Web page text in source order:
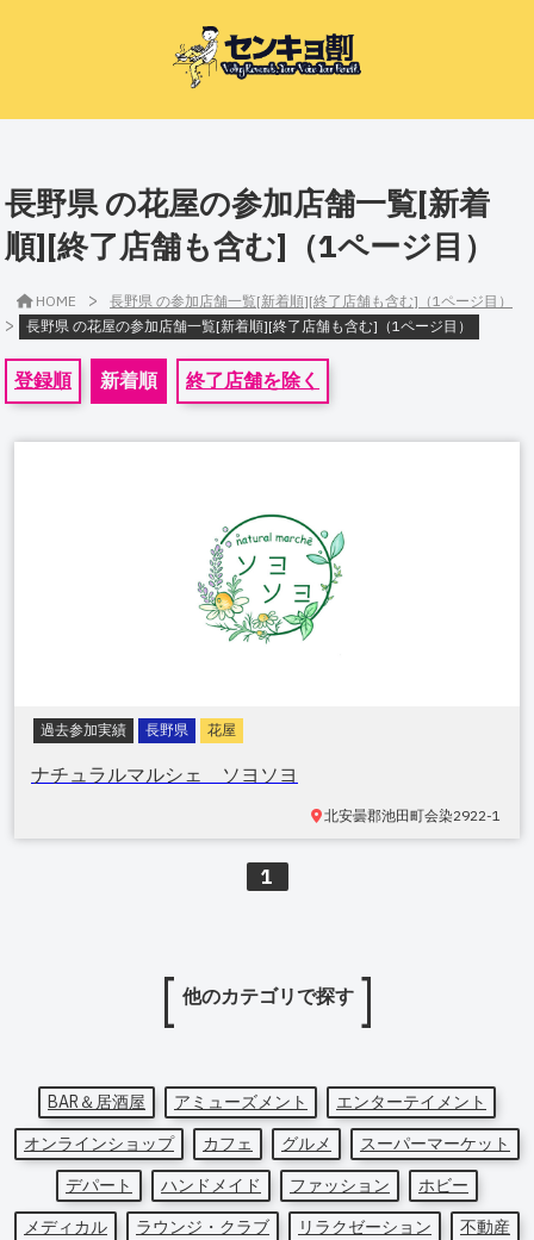
長野県 の花屋の参加店舗一覧[新着
順][終了店舗も含む]（1ページ目）
HOME > 長野県 の参加店舗一覧[新着順][終了店舗も含む]（1ページ目）
> 長野県 の花屋の参加店舗一覧[新着順][終了店舗も含む]（1ページ目）
登録順 新着順 終了店舗を除く
過去参加実績 長野県 花屋
ナチュラルマルシェ ソヨソヨ
北安曇郡池田町会染2922-1
1
他のカテゴリで探す
BAR＆居酒屋 アミューズメント
エンターテイメント
オンラインショップ
カフェ グルメ
スーパーマーケット
デパート
ハンドメイド ファッション
ホビー
メディカル
ラウンジ・クラブ リラクゼーション
不動産